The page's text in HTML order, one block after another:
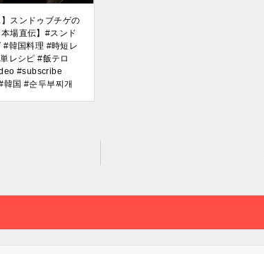
】スンドゥブチゲの
場直伝】#スンド
#韓国料理 #時短レ
レシピ #飯テロ
#subscribe
韓国 #순두부찌개